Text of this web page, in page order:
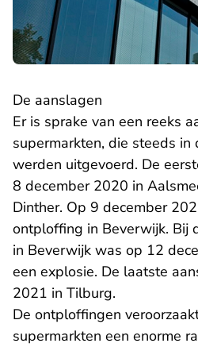
De aanslagen
Er is sprake van een reeks
supermarkten, die steeds in
werden uitgevoerd. De
8 december 2020 in
Dinther. Op 9 december
ontploffing in Beverwijk. Bij
in Beverwijk was op 12
een explosie. De laatste
2021 in Tilburg.
De ontploffingen
supermarkten een enorme